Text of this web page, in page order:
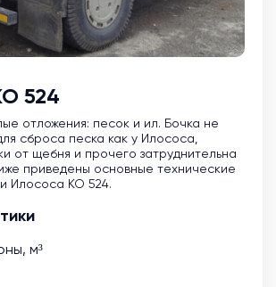
524
отложения: песок и ил. Бочка не
сброса песка как у Илососа,
от щебня и прочего затруднительна
приведены основные технические
Илососа КО 524.
м³